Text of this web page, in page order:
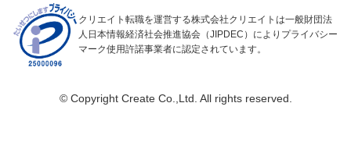
クリエイト転職を運営する株式会社クリエイトは一般財団法
人日本情報経済社会推進協会（JIPDEC）によりプライバシー
マーク使用許諾事業者に認定されています。
© Copyright Create Co.,Ltd. All rights reserved.